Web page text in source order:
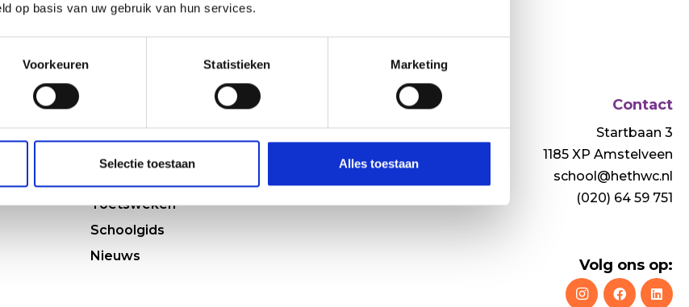
op basis van uw gebruik van hun services.
Voorkeuren Statistieken Marketing
Selectie toestaan Alles toestaan
HWC
Agenda
Vakanties en vrije
Toetsweken
Schoolgids
Nieuws
Samenwerkingspartners Contact
Startbaan 3
1185 XP Amstelveen
school@hethwc.nl
(020) 64 59 751
Volg ons op: